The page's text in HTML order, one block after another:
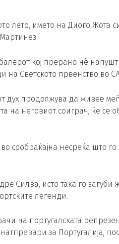
лето, името на Диого Жота
кој прерано нè
на Светското првенство во
дух продолжува да живее
на неговиот соиграч, ќе се
сообраќајна несреќа што
Силва, исто така го
легенди.
на португалската
за Португалија,